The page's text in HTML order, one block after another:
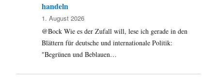
handeln
1. August 2026
@Bock Wie es der Zufall will, lese ich gerade in den
Blättern für deutsche und internationale Politik:
"Begrünen und Beblauen…